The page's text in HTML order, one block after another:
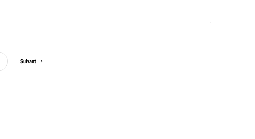
Suivant